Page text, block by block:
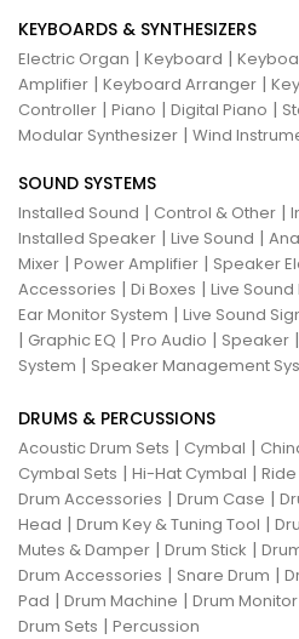
KEYBOARDS & SYNTHESIZERS
Electric Organ | Keyboard |
Amplifier | Keyboard Arranger |
Controller | Piano | Digital Piano |
Modular Synthesizer | Wind
SOUND SYSTEMS
Installed Sound | Control & Other |
Installed Speaker | Live Sound |
Mixer | Power Amplifier | Speaker
Accessories | Di Boxes | Live
Ear Monitor System | Live Sound
| Graphic EQ | Pro Audio | Speaker |
System | Speaker Management
DRUMS & PERCUSSIONS
Acoustic Drum Sets | Cymbal |
Cymbal Sets | Hi-Hat Cymbal |
Drum Accessories | Drum Case |
Head | Drum Key & Tuning Tool |
Mutes & Damper | Drum Stick |
Drum Accessories | Snare Drum |
Pad | Drum Machine | Drum Monitor
Drum Sets | Percussion